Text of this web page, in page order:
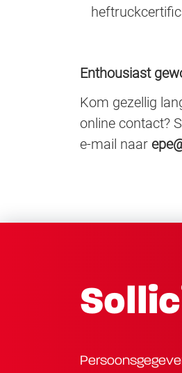
Enthousiast
Kom gezellig
online contact?
e-mail naar